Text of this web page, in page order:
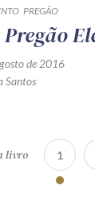
PREGÃO
de 2016
Santos
livro 1